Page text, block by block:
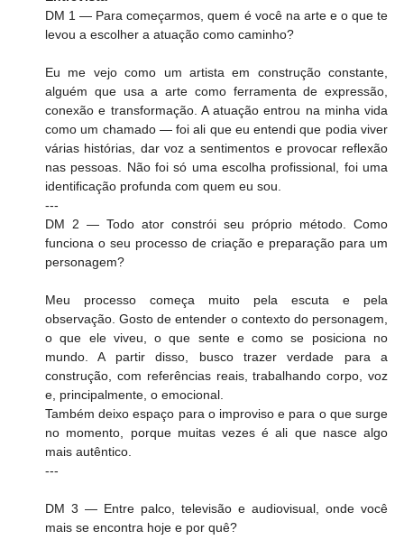
DM 1 — Para começarmos, quem é você na arte e o que te
levou a escolher a atuação como caminho?
Eu me vejo como um artista em construção constante,
alguém que usa a arte como ferramenta de expressão,
conexão e transformação. A atuação entrou na minha vida
como um chamado — foi ali que eu entendi que podia viver
várias histórias, dar voz a sentimentos e provocar reflexão
nas pessoas. Não foi só uma escolha profissional, foi uma
identificação profunda com quem eu sou.
---
DM 2 — Todo ator constrói seu próprio método. Como
funciona o seu processo de criação e preparação para um
personagem?
Meu processo começa muito pela escuta e pela
observação. Gosto de entender o contexto do personagem,
o que ele viveu, o que sente e como se posiciona no
mundo. A partir disso, busco trazer verdade para a
construção, com referências reais, trabalhando corpo, voz
e, principalmente, o emocional.
Também deixo espaço para o improviso e para o que surge
no momento, porque muitas vezes é ali que nasce algo
mais autêntico.
---
DM 3 — Entre palco, televisão e audiovisual, onde você
mais se encontra hoje e por quê?